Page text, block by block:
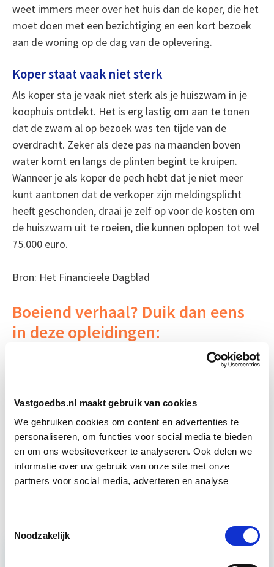
Vastgoedbs.nl maakt gebruik van cookies
We gebruiken cookies om content en advertenties te
personaliseren, om functies voor social media te bieden
en om ons websiteverkeer te analyseren. Ook delen we
informatie over uw gebruik van onze site met onze
partners voor social media, adverteren en analyse
Noodzakelijk
weet immers meer over het huis dan de koper, die het
moet doen met een bezichtiging en een kort bezoek
aan de woning op de dag van de oplevering.
Koper staat vaak niet sterk
Als koper sta je vaak niet sterk als je huiszwam in je
koophuis ontdekt. Het is erg lastig om aan te tonen
dat de zwam al op bezoek was ten tijde van de
overdracht. Zeker als deze pas na maanden boven
water komt en langs de plinten begint te kruipen.
Wanneer je als koper de pech hebt dat je niet meer
kunt aantonen dat de verkoper zijn meldingsplicht
heeft geschonden, draai je zelf op voor de kosten om
de huiszwam uit te roeien, die kunnen oplopen tot wel
75.000 euro.
Bron: Het Financieele Dagblad
Boeiend verhaal? Duik dan eens
in deze opleidingen:
Vastgoed
apr
Integraal Vastgoedadviseur
(BOEI)
Start Direct
starten
Klanttevredenheid &
Huisvestingskwaliteit
okt